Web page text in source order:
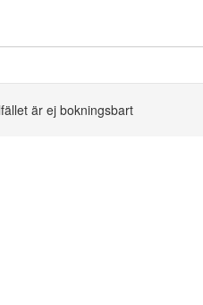
är ej bokningsbart